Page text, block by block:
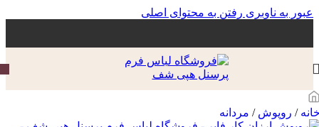
عبور به ناوبری رفتن به محتوای اصلی
/ روپوش/ مردانه